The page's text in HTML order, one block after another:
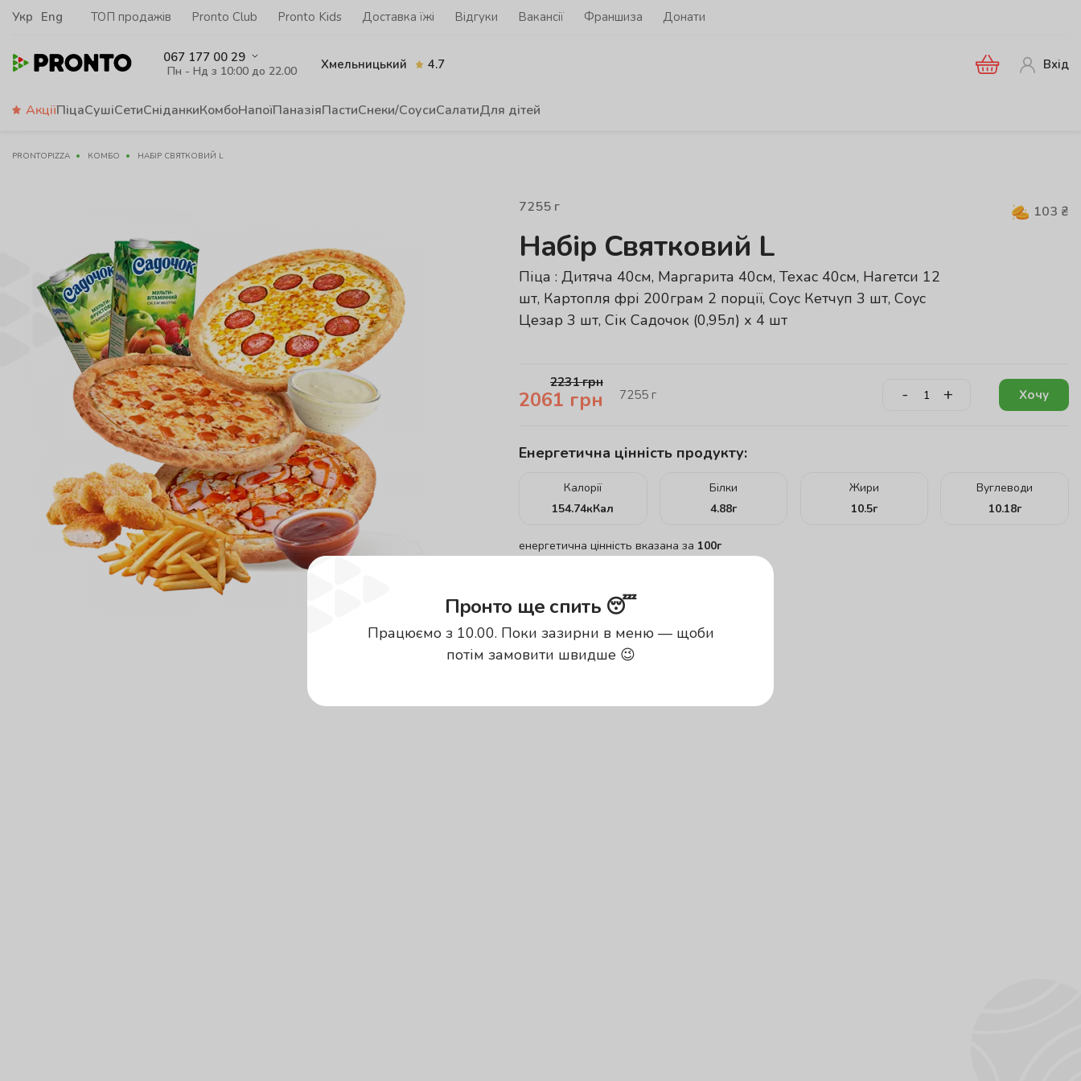
Укр Eng ТОП продажів Pronto Club Pronto Kids Доставка їжі Відгуки Вакансії Франшиза Донати
067 177 00 29
Пн - Нд з 10:00 до 22.00 Хмельницький 4.7 Вхід
АкціїПіцаСушіСетиСніданкиКомбоНапоїПаназіяПастиСнеки/СоусиСалатиДля дітей
PRONTOPIZZA КОМБО НАБІР СВЯТКОВИЙ L
7255 г 103 ₴
Набір Святковий L
Піца : Дитяча 40см, Маргарита 40см, Техас 40см, Нагетси 12
шт, Картопля фрі 200грам 2 порції, Соус Кетчуп 3 шт, Соус
Цезар 3 шт, Сік Садочок (0,95л) х 4 шт
2231грн
2061 грн 7255 г - + Хочу
Енергетична цінність продукту:
Калорії
154.74кКал
Білки
4.88г
Жири
10.5г
Вуглеводи
10.18г
енергетична цінність вказана за 100г
Пронто ще спить 😴
Працюємо з 10.00. Поки зазирни в меню — щоби
потім замовити швидше 😉